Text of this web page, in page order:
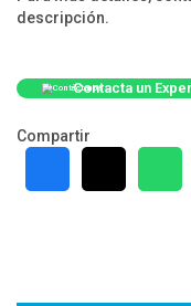
descripción.
Contacta un
Compartir